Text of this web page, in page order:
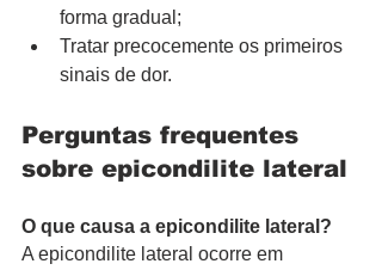
forma gradual;
Tratar precocemente os primeiros
sinais de dor.
Perguntas frequentes
sobre epicondilite lateral
O que causa a epicondilite lateral?
A epicondilite lateral ocorre em